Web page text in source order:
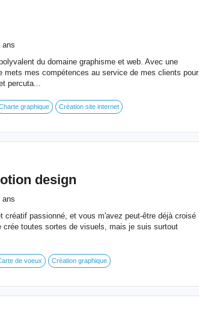
ans
du domaine graphisme et web. Avec une
mets mes compétences au service de mes clients pour
percuta...
graphique Création site internet
design
ans
créatif passionné, et vous m'avez peut-être déjà croisé
toutes sortes de visuels, mais je suis surtout
de voeux Création graphique